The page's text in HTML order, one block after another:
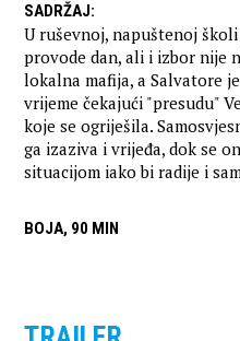
SADRŽAJ:
U ruševnoj, napuštenoj
provode dan, ali i izbor nije
lokalna mafija, a Salvatore
vrijeme čekajući "presudu"
koje se ogriješila.
ga izaziva i vrijeđa, dok se
situacijom iako bi radije i
BOJA, 90 MIN